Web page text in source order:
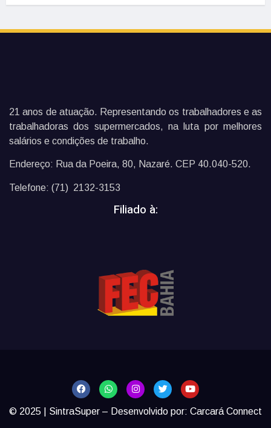
21 anos de atuação. Representando os trabalhadores e as
trabalhadoras dos supermercados, na luta por melhores
salários e condições de trabalho.
Endereço: Rua da Poeira, 80, Nazaré. CEP 40.040-520.
Telefone: (71) 2132-3153
Filiado à:
© 2025 | SintraSuper – Desenvolvido por: Carcará Connect